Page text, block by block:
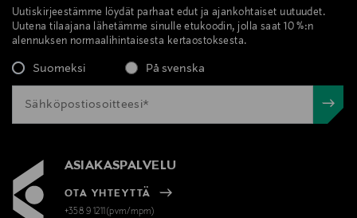
Uutiskirjeestämme löydät parhaat edut ja ajankohtaiset uutuudet.
Uutena tilaajana lähetämme sinulle etukoodin, jolla saat 10 %:n
alennuksen normaalihintaisesta kertaostoksesta.
Suomeksi På svenska
ASIAKASPALVELU
OTA YHTEYTTÄ
+358 9 1211(pvm/mpm)